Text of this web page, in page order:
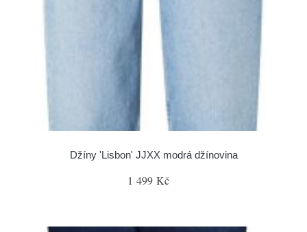
Džíny 'Lisbon' JJXX modrá džínovina
1 499 Kč